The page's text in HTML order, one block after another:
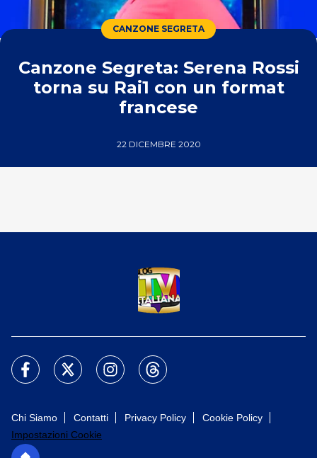
CANZONE SEGRETA
Canzone Segreta: Serena Rossi
torna su Rai1 con un format
francese
22 DICEMBRE 2020
Chi Siamo Contatti Privacy Policy
Cookie Policy
Impostazioni Cookie